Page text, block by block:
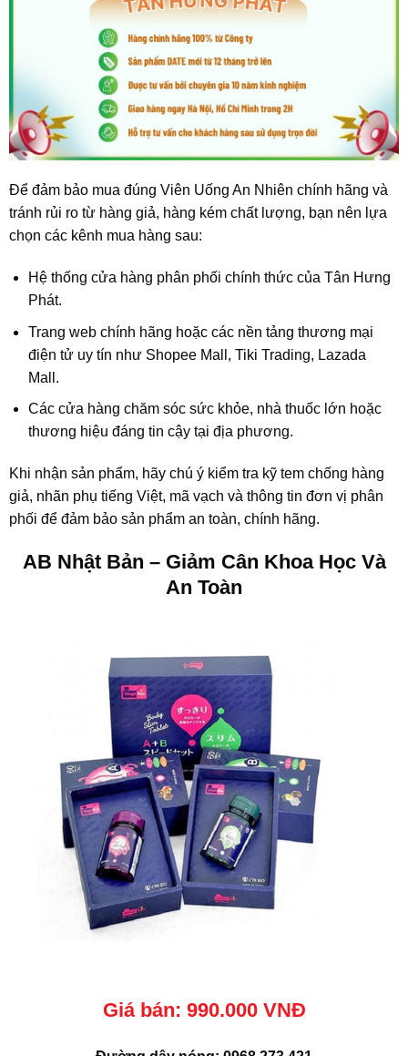
Để đảm bảo mua đúng Viên Uống An Nhiên chính hãng và
tránh rủi ro từ hàng giả, hàng kém chất lượng, bạn nên lựa
chọn các kênh mua hàng sau:
Hệ thống cửa hàng phân phối chính thức của Tân Hưng
Phát.
Trang web chính hãng hoặc các nền tảng thương mại
điện tử uy tín như Shopee Mall, Tiki Trading, Lazada
Mall.
Các cửa hàng chăm sóc sức khỏe, nhà thuốc lớn hoặc
thương hiệu đáng tin cậy tại địa phương.
Khi nhận sản phẩm, hãy chú ý kiểm tra kỹ tem chống hàng
giả, nhãn phụ tiếng Việt, mã vạch và thông tin đơn vị phân
phối để đảm bảo sản phẩm an toàn, chính hãng.
AB Nhật Bản – Giảm Cân Khoa Học Và
An Toàn
Giá bán: 990.000 VNĐ